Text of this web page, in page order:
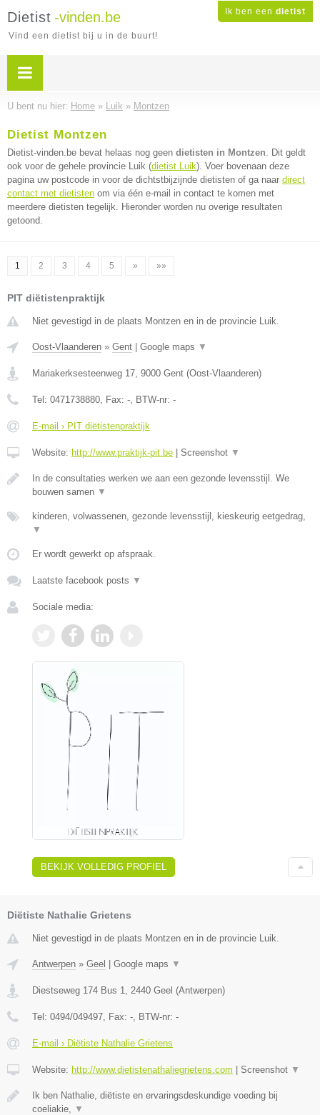
Ik ben een dietist
Dietist -vinden.be
Vind een dietist bij u in de buurt!
U bent nu hier: Home » Luik » Montzen
Dietist Montzen
Dietist-vinden.be bevat helaas nog geen dietisten in Montzen. Dit geldt
ook voor de gehele provincie Luik (dietist Luik). Voer bovenaan deze
pagina uw postcode in voor de dichtstbijzijnde dietisten of ga naar direct
contact met dietisten om via één e-mail in contact te komen met
meerdere dietisten tegelijk. Hieronder worden nu overige resultaten
getoond.
1 2 3 4 5 » »»
PIT diëtistenpraktijk
Niet gevestigd in de plaats Montzen en in de provincie Luik.
Oost-Vlaanderen » Gent Google maps ▼
Mariakerksesteenweg 17, 9000 Gent (Oost-Vlaanderen)
Tel: 0471738880, Fax: -, BTW-nr: -
E-mail › PIT diëtistenpraktijk
Website: http://www.praktijk-pit.be Screenshot ▼
In de consultaties werken we aan een gezonde levensstijl. We
bouwen samen ▼
kinderen, volwassenen, gezonde levensstijl, kieskeurig eetgedrag,
▼
Er wordt gewerkt op afspraak.
Laatste facebook posts ▼
Sociale media:
BEKIJK VOLLEDIG PROFIEL
Diëtiste Nathalie Grietens
Niet gevestigd in de plaats Montzen en in de provincie Luik.
Antwerpen » Geel | Google maps ▼
Diestseweg 174 Bus 1 2440 Geel (Antwerpen)
Tel: 0494/049497 , Fax: - , BTW-nr: -
E-mail › Diëtiste Nathalie Grietens
Website: http://www.dietistenathaliegrietens.com | Screenshot ▼
Ik ben Nathalie, diëtiste en ervaringsdeskundige voeding bij
coeliakie,
▼